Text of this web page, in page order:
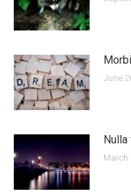
June
March